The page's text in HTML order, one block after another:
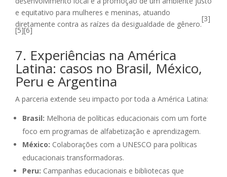
e equitativo para mulheres e meninas, atuando
diretamente contra as raízes da desigualdade de gênero.
[3]
[5][6]
7. Experiências na América
Latina: casos no Brasil, México,
Peru e Argentina
A parceria extende seu impacto por toda a América Latina:
Brasil: Melhoria de políticas educacionais com um forte
foco em programas de alfabetização e aprendizagem.
México: Colaborações com a UNESCO para políticas
educacionais transformadoras.
Peru: Campanhas educacionais e bibliotecas que